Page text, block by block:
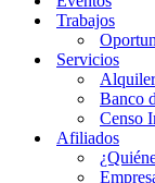
Trabajos
Servicios
Banco
Censo
Afiliados